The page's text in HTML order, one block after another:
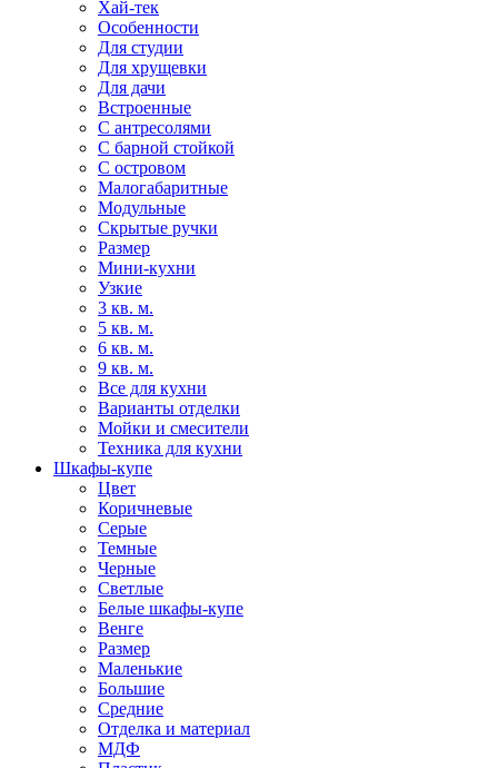
Хай-тек
Особенности
Для студии
Для хрущевки
Для дачи
Встроенные
С антресолями
С барной стойкой
С островом
Малогабаритные
Модульные
Скрытые ручки
Размер
Мини-кухни
Узкие
3 кв. м.
5 кв. м.
6 кв. м.
9 кв. м.
Все для кухни
Варианты отделки
Мойки и смесители
Техника для кухни
Шкафы-купе
Цвет
Коричневые
Серые
Темные
Черные
Светлые
Белые шкафы-купе
Венге
Размер
Маленькие
Большие
Средние
Отделка и материал
МДФ